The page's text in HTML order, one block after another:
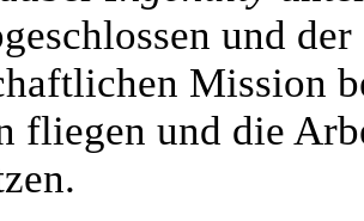
und
Mission
fliegen und die